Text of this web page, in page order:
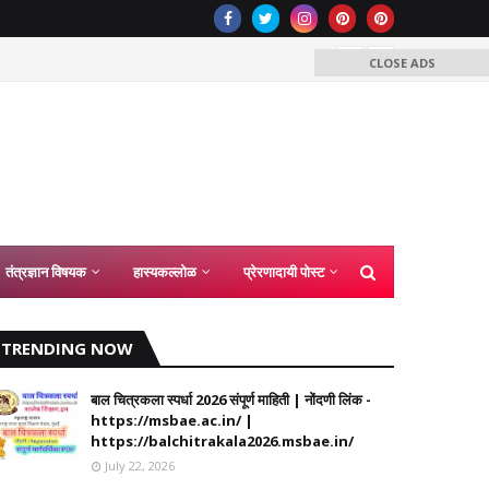
तंत्रज्ञान विषयक हास्यकल्लोळ प्रेरणादायी पोस्ट
TRENDING NOW
बाल चित्रकला स्पर्धा 2026 संपूर्ण माहिती | नोंदणी लिंक -
https://msbae.ac.in/ |
https://balchitrakala2026.msbae.in/
July 22, 2026
CLOSE ADS